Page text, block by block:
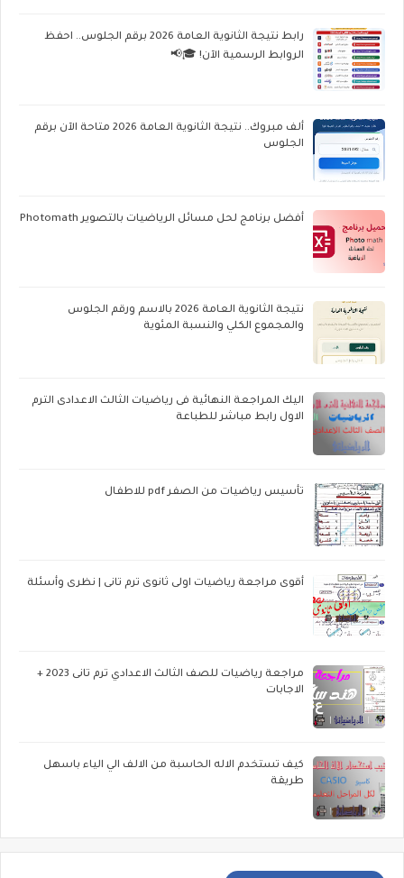
رابط نتيجة الثانوية العامة 2026 برقم الجلوس.. احفظ
الروابط الرسمية الآن! 🎓📢
ألف مبروك.. نتيجة الثانوية العامة 2026 متاحة الآن برقم
الجلوس
أفضل برنامج لحل مسائل الرياضيات بالتصوير Photomath
نتيجة الثانوية العامة 2026 بالاسم ورقم الجلوس
والمجموع الكلي والنسبة المئوية
اليك المراجعة النهائية فى رياضيات الثالث الاعدادى الترم
الاول رابط مباشر للطباعة
تأسيس رياضيات من الصفر pdf للاطفال
أقوى مراجعة رياضيات اولى ثانوى ترم تانى | نظرى وأسئلة
مراجعة رياضيات للصف الثالث الاعدادي ترم تانى 2023 +
الاجابات
كيف تستخدم الاله الحاسبة من الالف الي الياء باسهل
طريقة